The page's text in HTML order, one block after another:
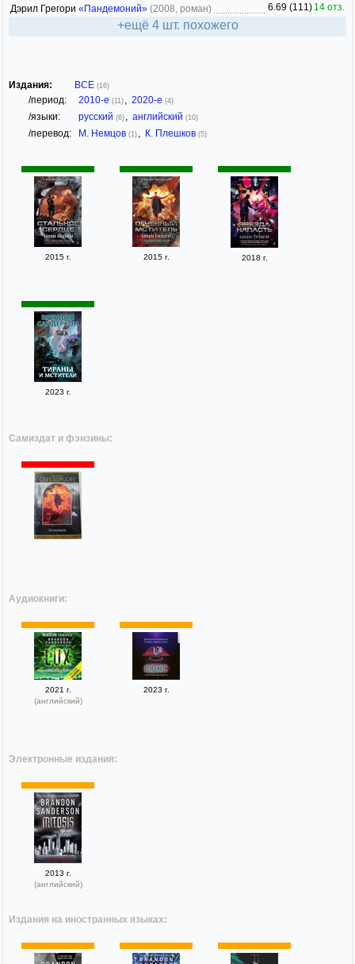
Дэрил Грегори «Пандемоний» (2008, роман) 6.69 (111) 14 отз.
+ещё 4 шт. похожего
Издания: ВСЕ (16)
/период: 2010-е (11) , 2020-е (4)
/языки: русский (6) , английский (10)
/перевод: М. Немцов (1) , К. Плешков (5)
2015 г. 2015 г. 2018 г.
2023 г.
Самиздат и фэнзины:
Аудиокниги:
2021 г.
(английский)
2023 г.
Электронные издания:
2013 г.
(английский)
Издания на иностранных языках: